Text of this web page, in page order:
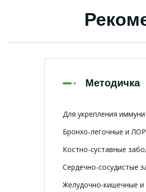
Методичка
Для укрепления
Бронхо-легочные и
Костно-суставные
Сердечно-сосудистые
Желудочно-кишечные и